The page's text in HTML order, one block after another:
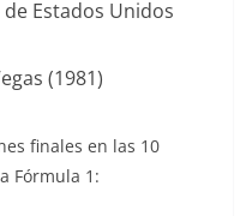
Estados Unidos
(1981)
finales en las 10
Fórmula 1: